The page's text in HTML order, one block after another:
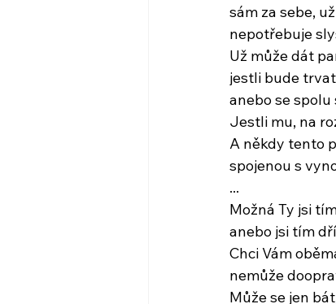
sám za sebe,
nepotřebuje
Už může dát
jestli bude
anebo se
Jestli mu, na
A někdy tento
spojenou s
...
Možná Ty jsi
anebo jsi tím
Chci Vám
nemůže
Může se jen